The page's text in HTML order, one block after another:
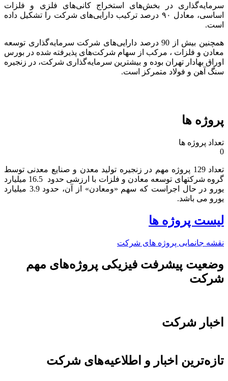
سرمایه‌گذاری در بخش‌های استخراج کانی‌های فلزی و فلزات
اساسی، معادل ۹۰ درصد ترکیب دارایی‌های شرکت را تشکیل داده
است.
همچنین بیش از 90 درصد دارایی‌های شرکت سرمایه‌گذاری توسعه
معادن و فلزات ، مرکب از سهام شرکت‌های پذیرفته شده در بورس
اوراق بهادار تهران بوده و بیشترین سرمایه‌گذاری شرکت، در زنجیره
سنگ آهن و فولاد متمرکز است.
پروژه ها
تعداد پروژه ها
0
تعداد 129 پروژه مهم در زنجیره تولید معدن و صنایع معدنی توسط
گروه شرکتهای توسعه معادن و فلزات با ارزشی حدود 16.5 میلیارد
یورو در حال اجراست که سهم «ومعادن» از آن، حدود 3.9 میلیارد
یورو می باشد.​
لیست پروژه ها
نقشه جانمایی پروژه های شرکت
وضعیت پیشرفت فیزیکی پروژه‌های مهم
شرکت
اخبار شرکت
تازه‌ترین اخبار و اطلاعیه‌های شرکت